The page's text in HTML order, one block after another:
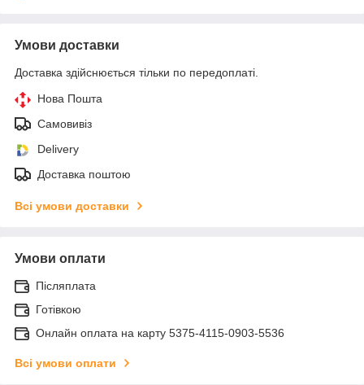
Умови доставки
Доставка здійснюється тільки по передоплаті.
Нова Пошта
Самовивіз
Delivery
Доставка поштою
Всі умови доставки
Умови оплати
Післяплата
Готівкою
Онлайн оплата на карту 5375-4115-0903-5536
Всі умови оплати